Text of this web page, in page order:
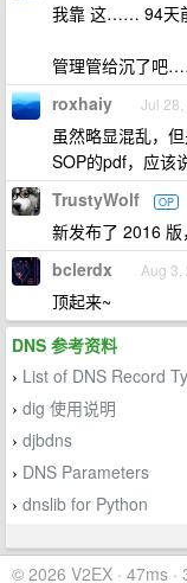
我靠 这…… 94天
管理管给沉了吧
roxhaiy Jul 28,
虽然略显混乱，
SOP的pdf，应该
TrustyWolf OP
新发布了 2016
bclerdx Aug 3,
顶起来~
DNS 参考资料
› List of DNS Record
› dig 使用说明
› djbdns
› DNS Parameters
› dnslib for Python
© 2026 V2EX · 47ms ·